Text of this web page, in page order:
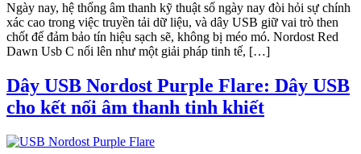
Ngày nay, hệ thống âm thanh kỹ thuật số ngày nay đòi hỏi sự chính
xác cao trong việc truyền tải dữ liệu, và dây USB giữ vai trò then
chốt để đảm bảo tín hiệu sạch sẽ, không bị méo mó. Nordost Red
Dawn Usb C nổi lên như một giải pháp tinh tế, […]
Dây USB Nordost Purple Flare: Dây USB
cho kết nối âm thanh tinh khiết